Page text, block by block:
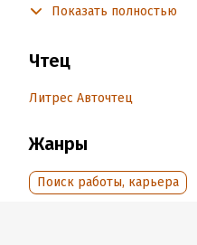
Подробная информация
Дата поступления:
Показать полностью
Чтец
Литрес Авточтец
Жанры
Поиск работы, карьера